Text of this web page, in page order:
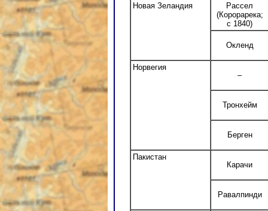
Новая Зеландия
Рассел
(Корорарека;
с 1840)
Окленд
Норвегия
–
Тронхейм
Берген
Пакистан
Карачи
Равалпинди